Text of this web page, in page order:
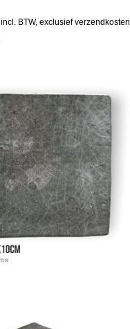
incl. BTW, exclusief verzendkosten